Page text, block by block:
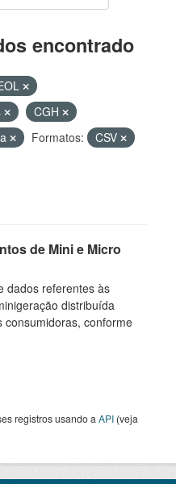
encontrado
CGH
Formatos:
CSV
de Mini e Micro
dados referentes às
distribuída
consumidoras, conforme
registros usando a API (veja